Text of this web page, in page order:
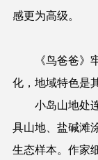
感更为高级。
《鸟爸爸》
化，地域特色是
小岛山地处
具山地、盐碱滩
生态样本。作家